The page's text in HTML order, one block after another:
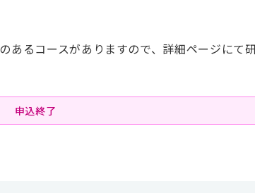
あるコースがありますので、詳細ページにて
申込終了